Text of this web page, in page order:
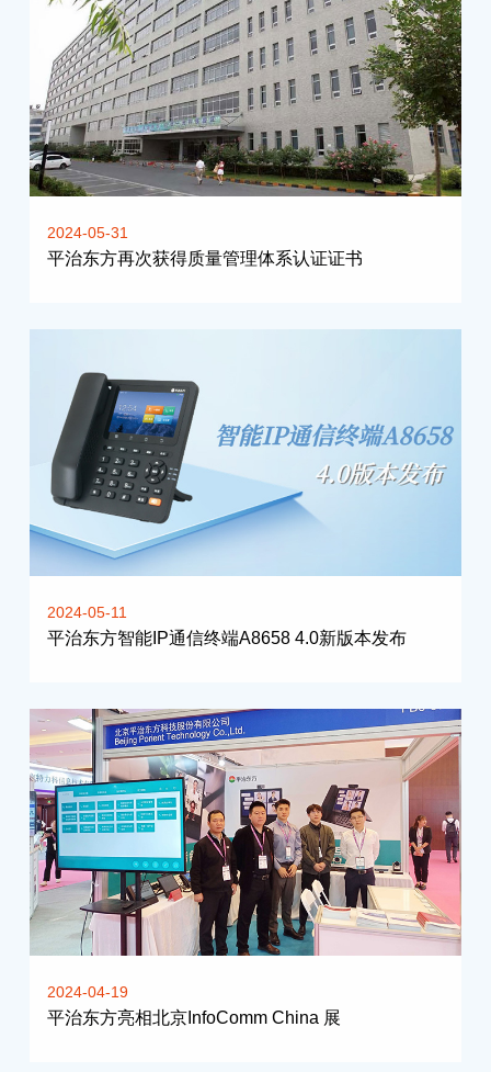
2024-05-31
平治东方再次获得质量管理体系认证证书
2024-05-11
平治东方智能IP通信终端A8658 4.0新版本发布
2024-04-19
平治东方亮相北京InfoComm China 展